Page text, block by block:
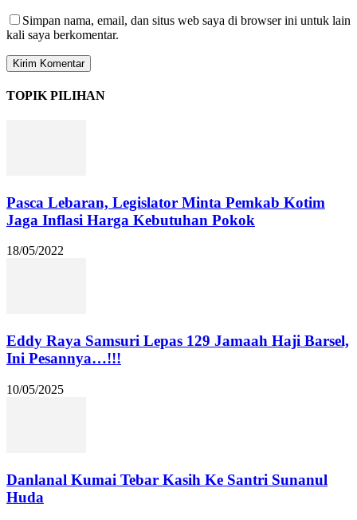
Simpan nama, email, dan situs web saya di browser ini untuk lain
kali saya berkomentar.
TOPIK PILIHAN
Pasca Lebaran, Legislator Minta Pemkab Kotim
Jaga Inflasi Harga Kebutuhan Pokok
18/05/2022
Eddy Raya Samsuri Lepas 129 Jamaah Haji Barsel,
Ini Pesannya…!!!
10/05/2025
Danlanal Kumai Tebar Kasih Ke Santri Sunanul
Huda